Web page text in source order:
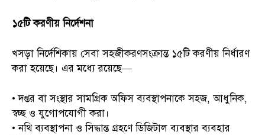
১৫টি করণীয় নির্দেশনা
খসড়া নির্দেশিকায় সেবা সহজীকরণসংক্রান্ত ১৫টি করণীয় নির্ধারণ
করা হয়েছে। এর মধ্যে রয়েছে—
• দপ্তর বা সংস্থার সামগ্রিক অফিস ব্যবস্থাপনাকে সহজ, আধুনিক,
স্বচ্ছ ও যুগোপযোগী করা।
• নথি ব্যবস্থাপনা ও সিদ্ধান্ত গ্রহণে ডিজিটাল ব্যবস্থার ব্যবহার